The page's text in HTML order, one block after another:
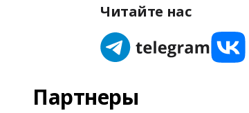
Читайте нас
Партнеры